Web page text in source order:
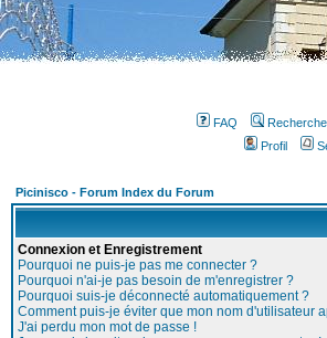
FAQ
Profil
Picinisco - Forum Index du Forum
Connexion et Enregistrement
Pourquoi ne puis-je pas me connecter ?
Pourquoi n'ai-je pas besoin de m'enregistrer ?
Pourquoi suis-je déconnecté automatiquement ?
Comment puis-je éviter que mon nom d'utilisateur
J'ai perdu mon mot de passe !